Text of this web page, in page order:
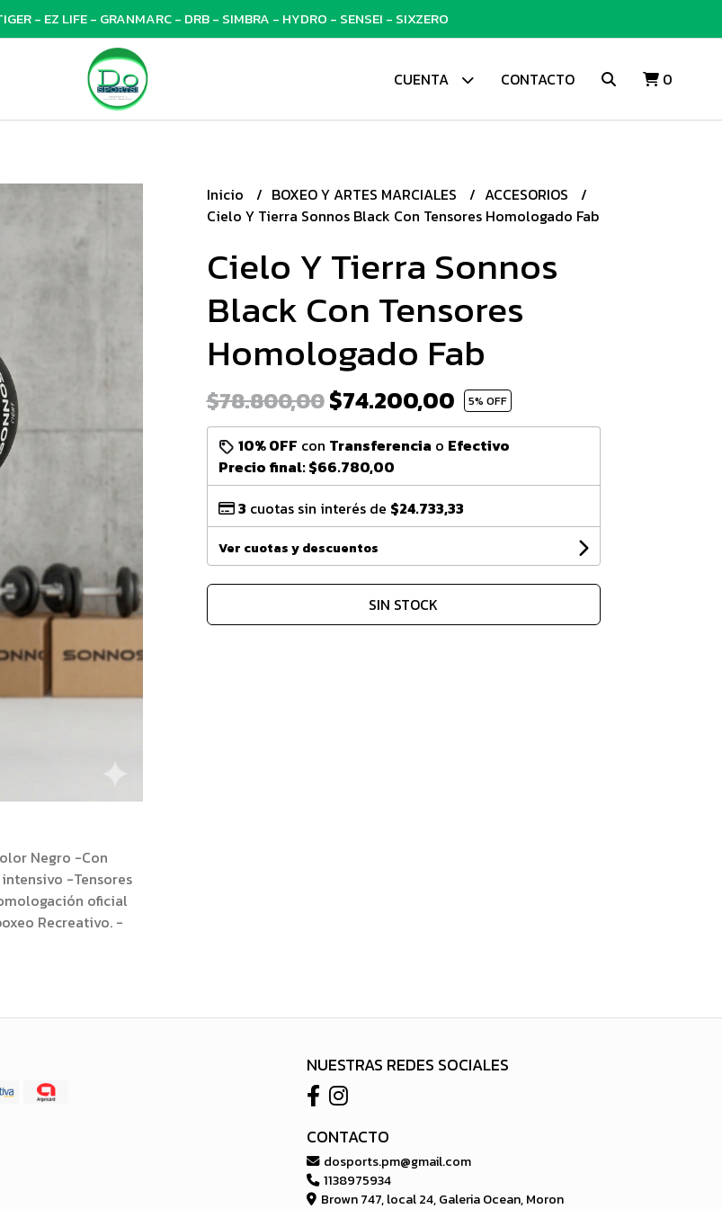
- EZ LIFE - GRANMARC - DRB - SIMBRA - HYDRO - SENSEI - SIXZERO
CUENTA CONTACTO 0
Negro -Con
-Tensores
oficial
Recreativo. -
Inicio BOXEO Y ARTES MARCIALES
ACCESORIOS
Cielo Y Tierra Sonnos Black Con Tensores Homologado Fab
Cielo Y Tierra Sonnos
Black Con Tensores
Homologado Fab
$78.800,00$74.200,00 5% OFF
10% OFF con Transferencia o Efectivo
Precio final:$66.780,00
3 cuotas sin interés de $24.733,33
Ver cuotas y descuentos
SIN STOCK
NUESTRAS REDES SOCIALES
CONTACTO
dosports.pm@gmail.com
1138975934
Brown 747, local 24, Galeria Ocean, Moron